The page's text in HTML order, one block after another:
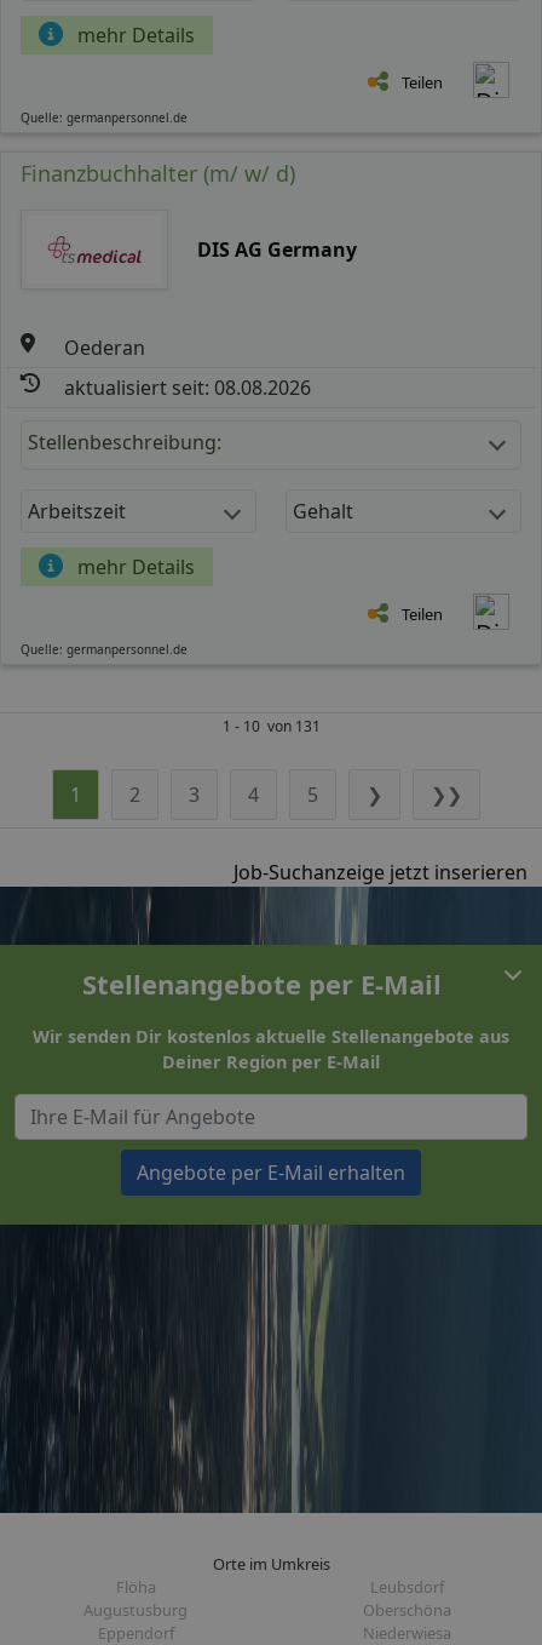
mehr Details
Teilen
Quelle: germanpersonnel.de
Finanzbuchhalter (m/ w/ d)
DIS AG Germany
Oederan
aktualisiert seit: 08.08.2026
Stellenbeschreibung:
Arbeitszeit Gehalt
mehr Details
Teilen
Quelle: germanpersonnel.de
1 - 10 von 131
1 2 3 4 5 ❯ ❯❯
Job-Suchanzeige jetzt inserieren
Stellenangebote per E-Mail
Wir senden Dir kostenlos aktuelle Stellenangebote aus
Deiner Region per E-Mail
Angebote per E-Mail erhalten
Orte im Umkreis
Flöha
Leubsdorf
Augustusburg
Oberschöna
Eppendorf
Niederwiesa